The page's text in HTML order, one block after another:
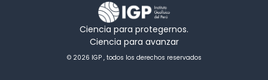
Ciencia para protegernos.
Ciencia para avanzar
© 2026 IGP , todos los derechos reservados